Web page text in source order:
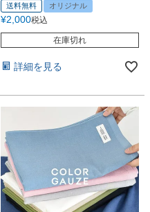
送料無料 オリジナル
¥2,000税込
在庫切れ
詳細を見る